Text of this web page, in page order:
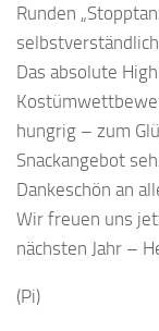
Runden
Das absolute
hungrig – zum
Snackangebot
Dankeschön an
Wir freuen uns
nächsten Jahr –
(Pi)